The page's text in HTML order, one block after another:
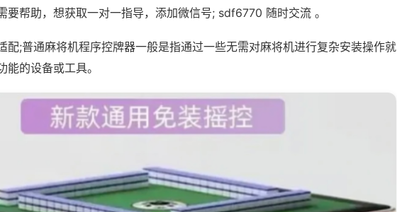
要帮助，想获取一对一指导，添加微信号; sdf6770 随时交流 。
配;普通麻将机程序控牌器一般是指通过一些无需对麻将机进行复杂安装操作就
能的设备或工具。